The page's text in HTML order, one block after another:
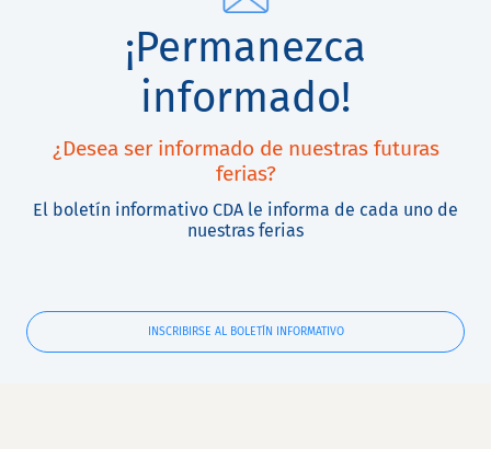
¡Permanezca
informado!
¿Desea ser informado de nuestras futuras
ferias?
El boletín informativo CDA le informa de cada uno de
nuestras ferias
INSCRIBIRSE AL BOLETÍN INFORMATIVO